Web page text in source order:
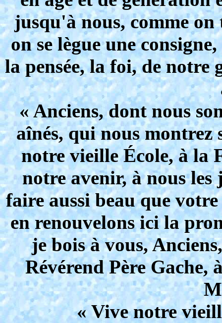
jusqu'à nous, comme
on se lègue une
la pensée, la foi, de notre
« Anciens, dont nous
aînés, qui nous montrez
notre vieille École, à la
notre avenir, à nous les
faire aussi beau que
en renouvelons ici la
je bois à vous,
Révérend Père Gache,
« Vive notre